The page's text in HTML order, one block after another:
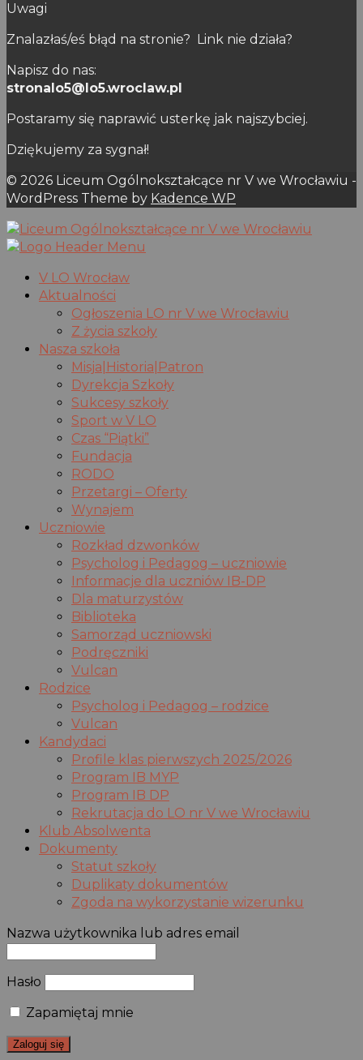
Uwagi
Znalazłaś/eś błąd na stronie? Link nie działa?
Napisz do nas:
stronalo5@lo5.wroclaw.pl
Postaramy się naprawić usterkę jak najszybciej.
Dziękujemy za sygnał!
© 2026 Liceum Ogólnokształcące nr V we Wrocławiu -
WordPress Theme by Kadence WP
V LO Wrocław
Aktualności
Ogłoszenia LO nr V we Wrocławiu
Z życia szkoły
Nasza szkoła
Misja|Historia|Patron
Dyrekcja Szkoły
Sukcesy szkoły
Sport w V LO
Czas “Piątki”
Fundacja
RODO
Przetargi – Oferty
Wynajem
Uczniowie
Rozkład dzwonków
Psycholog i Pedagog – uczniowie
Informacje dla uczniów IB-DP
Dla maturzystów
Biblioteka
Samorząd uczniowski
Podręczniki
Vulcan
Rodzice
Psycholog i Pedagog – rodzice
Vulcan
Kandydaci
Profile klas pierwszych 2025/2026
Program IB MYP
Program IB DP
Rekrutacja do LO nr V we Wrocławiu
Klub Absolwenta
Dokumenty
Statut szkoły
Duplikaty dokumentów
Zgoda na wykorzystanie wizerunku
Nazwa użytkownika lub adres email
Hasło
Zapamiętaj mnie